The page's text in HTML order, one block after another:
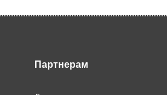
Партнерам